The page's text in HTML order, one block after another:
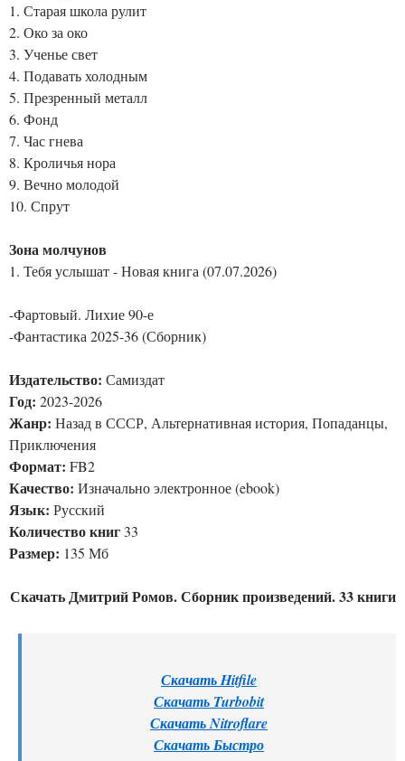
1. Старая школа рулит
2. Око за око
3. Ученье свет
4. Подавать холодным
5. Презренный металл
6. Фонд
7. Час гнева
8. Кроличья нора
9. Вечно молодой
10. Спрут
Зона молчунов
1. Тебя услышат - Новая книга (07.07.2026)
-Фартовый. Лихие 90-е
-Фантастика 2025-36 (Сборник)
Издательство: Самиздат
Год: 2023-2026
Жанр: Назад в СССР, Альтернативная история, Попаданцы,
Приключения
Формат: FB2
Качество: Изначально электронное (ebook)
Язык: Русский
Количество книг 33
Размер: 135 Мб
Скачать Дмитрий Ромов. Сборник произведений. 33 книги
Скачать Hitfile
Скачать Turbobit
Скачать Nitroflare
Скачать Быстро